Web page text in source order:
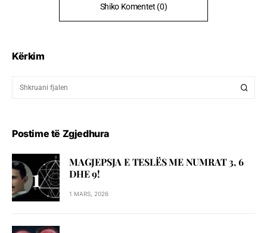
Shiko Komentet (0)
Kërkim
Postime të Zgjedhura
MAGJEPSJA E TESLËS ME NUMRAT 3, 6
DHE 9!
1 MARS, 2026